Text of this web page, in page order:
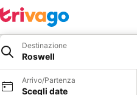
Destinazione
Roswell
Arrivo/Partenza
Scegli date